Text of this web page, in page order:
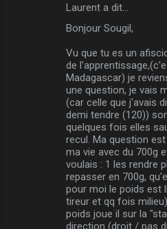
Laurent a dit…
Bonjour Sougil,
Vu que tu es un
de
Madagascar) je
une question, je vais
(car celle que j'avais
demi tendre (120))
quelques fois elles
recul. Ma question
ma vie avec du 700g
voulais : 1 les rendre
repasser en 700g,
pour moi le poids est
tireur et qq fois
poids joue il sur la
direction (droit / pas